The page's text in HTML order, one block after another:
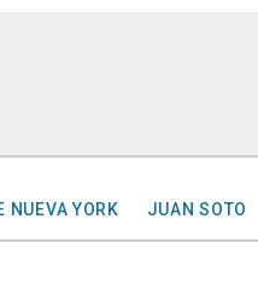
NUEVA YORK JUAN SOTO